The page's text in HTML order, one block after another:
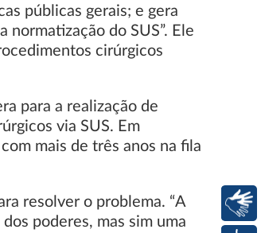
públicas gerais; e gera
do SUS”. Ele
cirúrgicos
para a realização de
via SUS. Em
mais de três anos na fila
resolver o problema. “A
poderes, mas sim uma
Libras